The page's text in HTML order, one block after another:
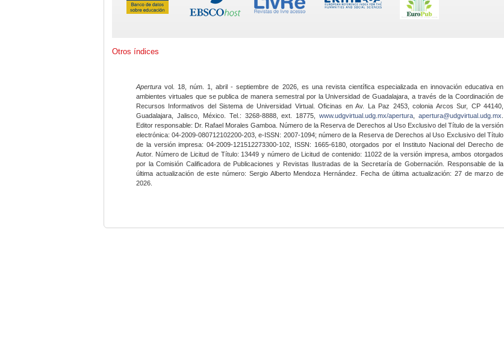
Otros índices
Apertura vol. 18, núm. 1, abril - septiembre de 2026, es una revista científica especializada en innovación educativa en
ambientes virtuales que se publica de manera semestral por la Universidad de Guadalajara, a través de la Coordinación de
Recursos Informativos del Sistema de Universidad Virtual. Oficinas en Av. La Paz 2453, colonia Arcos Sur, CP 44140,
Guadalajara, Jalisco, México. Tel.: 3268-8888, ext. 18775,www.udgvirtual.udg.mx/apertura apertura@udgvirtual.udg.mx
Editor responsable: Dr. Rafael Morales Gamboa. Número de la Reserva de Derechos al Uso Exclusivo del Título de la versión
electrónica: 04-2009-080712102200-203, e-ISSN: 2007-1094; número de la Reserva de Derechos al Uso Exclusivo del Título
de la versión impresa: 04-2009-121512273300-102, ISSN: 1665-6180, otorgados por el Instituto Nacional del Derecho de
Autor. Número de Licitud de Título: 13449 y número de Licitud de contenido: 11022 de la versión impresa, ambos otorgados
por la Comisión Calificadora de Publicaciones y Revistas Ilustradas de la Secretaría de Gobernación. Responsable de la
última actualización de este número: Sergio Alberto Mendoza Hernández. Fecha de última actualización: 27 de marzo de
2026.